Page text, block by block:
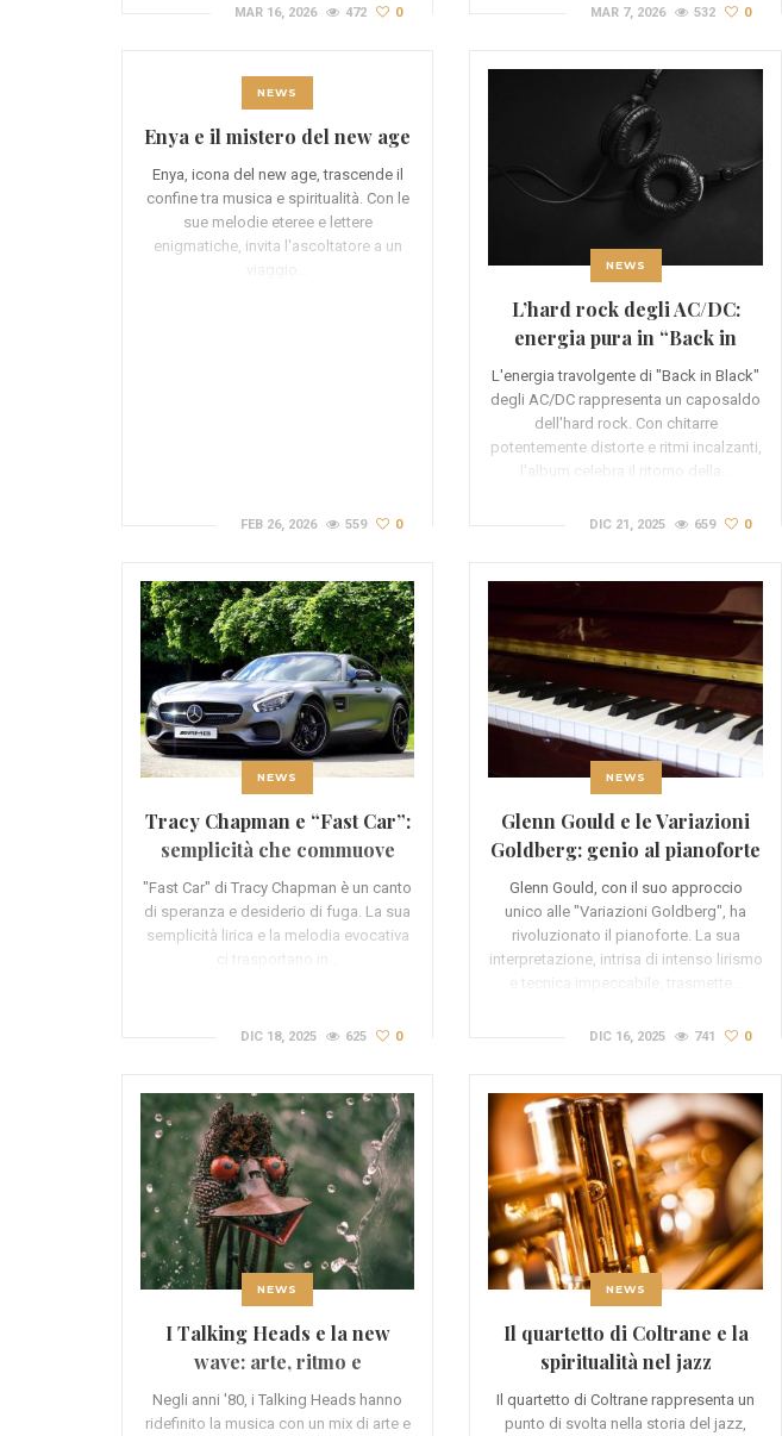
MAR 16, 2026 472 0 MAR 7, 2026 532 0
NEWS
Enya e il mistero del new age
Enya, icona del new age, trascende il
confine tra musica e spiritualità. Con le
sue melodie eteree e lettere
enigmatiche, invita l'ascoltatore a un
FEB 26, 2026 559 0
NEWS
L’hard rock degli AC/DC:
energia pura in “Back in
Black”
L'energia travolgente di "Back in Black"
degli AC/DC rappresenta un caposaldo
dell'hard rock. Con chitarre
potentemente distorte e ritmi incalzanti,
l'album celebra il ritorno della…
DIC 21, 2025 659 0
NEWS
Tracy Chapman e “Fast Car”:
semplicità che commuove
"Fast Car" di Tracy Chapman è un canto
di speranza e desiderio di fuga. La sua
semplicità lirica e la melodia evocativa
ci trasportano in…
DIC 18, 2025 625 0
NEWS
Glenn Gould e le Variazioni
Goldberg: genio al pianoforte
Glenn Gould, con il suo approccio
unico alle "Variazioni Goldberg", ha
rivoluzionato il pianoforte. La sua
interpretazione, intrisa di intenso lirismo
e tecnica impeccabile, trasmette…
DIC 16, 2025 741 0
NEWS
I Talking Heads e la new
wave: arte, ritmo e
avanguardia
Negli anni '80, i Talking Heads hanno
ridefinito la musica con un mix di arte e
NEWS
Il quartetto di Coltrane e la
spiritualità nel jazz
Il quartetto di Coltrane rappresenta un
punto di svolta nella storia del jazz,